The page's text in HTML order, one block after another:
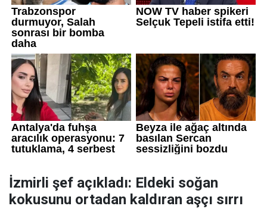
İzmirli şef açıkladı: Eldeki soğan
kokusunu ortadan kaldıran aşçı sırrı